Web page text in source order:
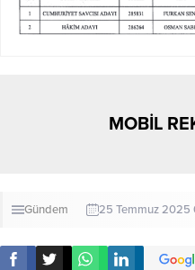
MOBİL
Gündem 25 Temmuz 2025